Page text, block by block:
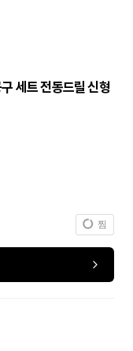
세트 전동드릴 신형
찜